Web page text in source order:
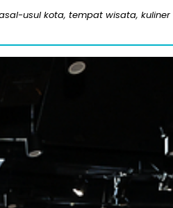
usul kota, tempat wisata,